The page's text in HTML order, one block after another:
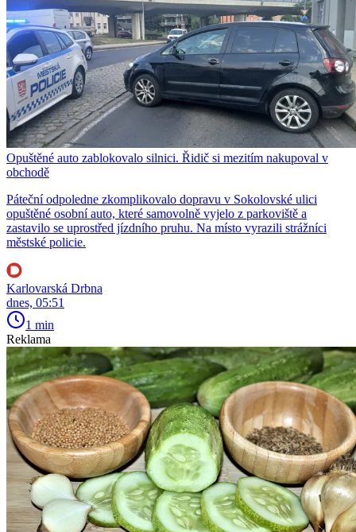
Opuštěné auto zablokovalo silnici. Řidič si mezitím nakupoval v
obchodě
Páteční odpoledne zkomplikovalo dopravu v Sokolovské ulici
opuštěné osobní auto, které samovolně vyjelo z parkoviště a
zastavilo se uprostřed jízdního pruhu. Na místo vyrazili strážníci
městské policie.
Karlovarská Drbna
dnes, 05:51
1 min
Reklama